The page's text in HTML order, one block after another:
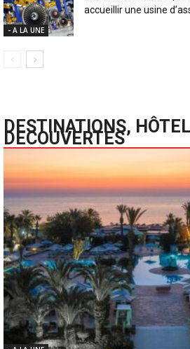
- A LA UNE
accueillir une usine
DESTINATIONS,
DECOUVERTES